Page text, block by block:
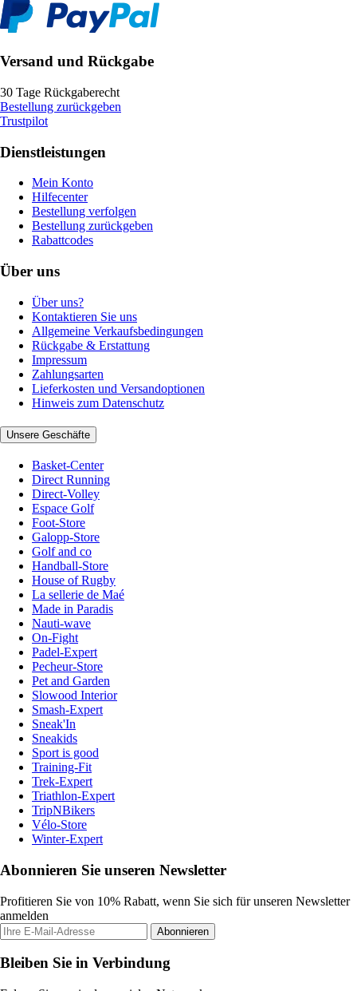
Versand und Rückgabe
30 Tage Rückgaberecht
Bestellung zurückgeben
Trustpilot
Dienstleistungen
Mein Konto
Hilfecenter
Bestellung verfolgen
Bestellung zurückgeben
Rabattcodes
Über uns
Über uns?
Kontaktieren Sie uns
Allgemeine Verkaufsbedingungen
Rückgabe & Erstattung
Impressum
Zahlungsarten
Lieferkosten und Versandoptionen
Hinweis zum Datenschutz
Unsere Geschäfte
Basket-Center
Direct Running
Direct-Volley
Espace Golf
Foot-Store
Galopp-Store
Golf and co
Handball-Store
House of Rugby
La sellerie de Maé
Made in Paradis
Nauti-wave
On-Fight
Padel-Expert
Pecheur-Store
Pet and Garden
Slowood Interior
Smash-Expert
Sneak'In
Sneakids
Sport is good
Training-Fit
Trek-Expert
Triathlon-Expert
TripNBikers
Vélo-Store
Winter-Expert
Abonnieren Sie unseren Newsletter
Profitieren Sie von 10% Rabatt, wenn Sie sich für unseren Newsletter
anmelden
Abonnieren
Bleiben Sie in Verbindung